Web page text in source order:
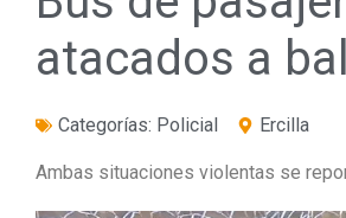
atacados a
Categorías: Policial Ercilla
Ambas situaciones violentas se